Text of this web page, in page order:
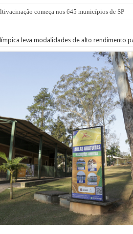
começa nos 645 municípios de SP
leva modalidades de alto rendimento